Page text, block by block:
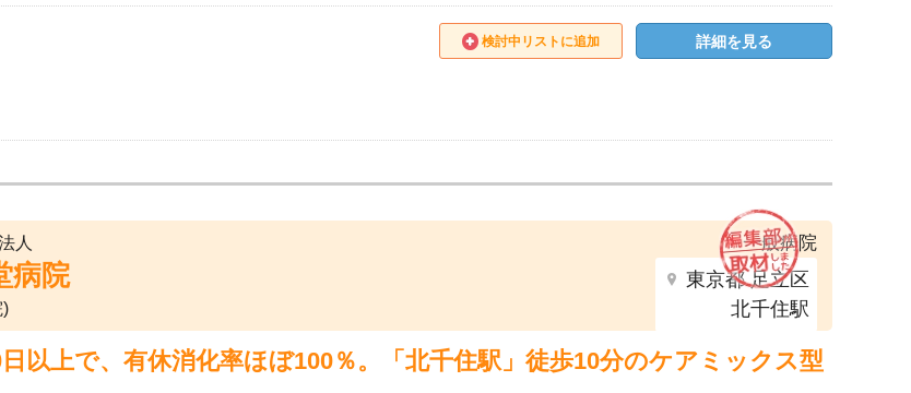
検討中リストに追加 詳細を見る
人
病院
)
一般病院
東京都 足立区
北千住駅
以上で、有休消化率ほぼ100％。「北千住駅」徒歩10分のケアミックス型